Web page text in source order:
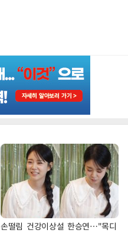
손떨림 건강이상설 한승연…"목디